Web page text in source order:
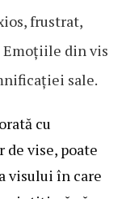
frustrat,
din vis
sale.
cu
vise, poate
visului în care